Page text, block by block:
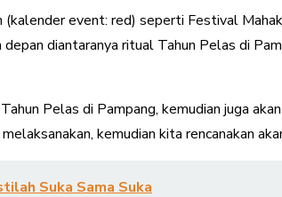
event: red) seperti Festival
diantaranya ritual Tahun Pelas di
Pelas di Pampang, kemudian juga
kemudian kita rencanakan
Suka Sama Suka